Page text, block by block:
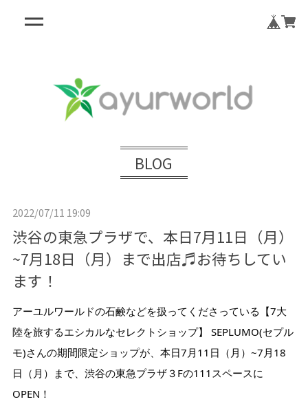
BLOG
渋谷の東急プラザで、本日7月11日（月）
~7月18日（月）まで出店♬お待ちしてい
ます！
2022/07/11 19:09
アーユルワールドの石鹸などを扱ってくださっている【7大
陸を旅するエシカルなセレクトショップ】 SEPLUMO(セプル
モ)さんの期間限定ショップが、本日7月11日（月）~7月18
日（月）まで、渋谷の東急プラザ３Fの111スペースに
OPEN！